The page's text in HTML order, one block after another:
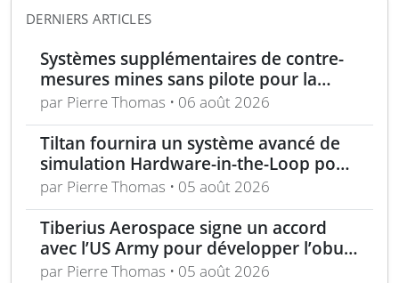
DERNIERS ARTICLES
Systèmes supplémentaires de contre-
mesures mines sans pilote pour la
Marine française
par Pierre Thomas • 06 août 2026
Tiltan fournira un système avancé de
simulation Hardware-in-the-Loop pour
un programme électro-optique IR
unique
par Pierre Thomas • 05 août 2026
Tiberius Aerospace signe un accord
avec l’US Army pour développer l’obus
d’artillerie guidée Sceptre
par Pierre Thomas • 05 août 2026